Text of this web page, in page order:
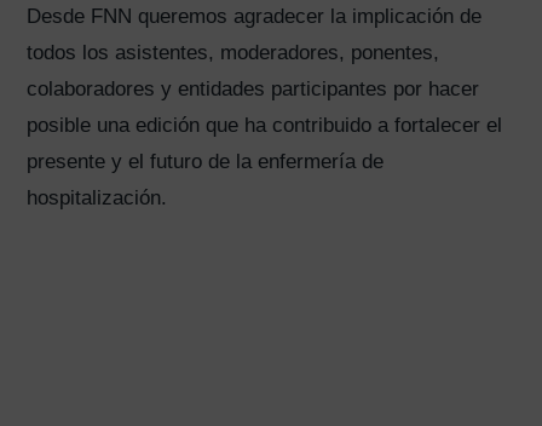
Desde FNN queremos agradecer la implicación de
todos los asistentes, moderadores, ponentes,
colaboradores y entidades participantes por hacer
posible una edición que ha contribuido a fortalecer el
presente y el futuro de la enfermería de
hospitalización.